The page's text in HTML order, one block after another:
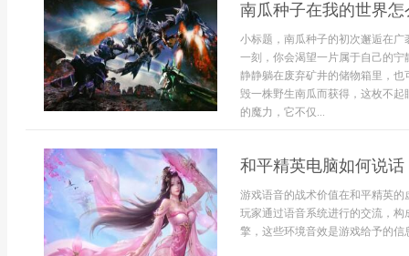
南瓜种子在我的世界
小标题，南瓜种子的初次邂逅在
一刻，你会渴望一片属于自己的
静静躺在废弃矿井的储物箱里，
毁一株野生南瓜而获得，这枚不
的魔力，它不仅...
和平精英电脑如何说
游戏语音的战术价值在和平精英
玩家通过语音系统进行的交流，
擎，这些环境音效是游戏给予的